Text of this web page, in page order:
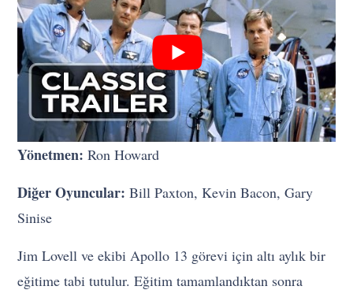
Yönetmen: Ron Howard
Diğer Oyuncular: Bill Paxton, Kevin Bacon, Gary
Sinise
Jim Lovell ve ekibi Apollo 13 görevi için altı aylık bir
eğitime tabi tutulur. Eğitim tamamlandıktan sonra